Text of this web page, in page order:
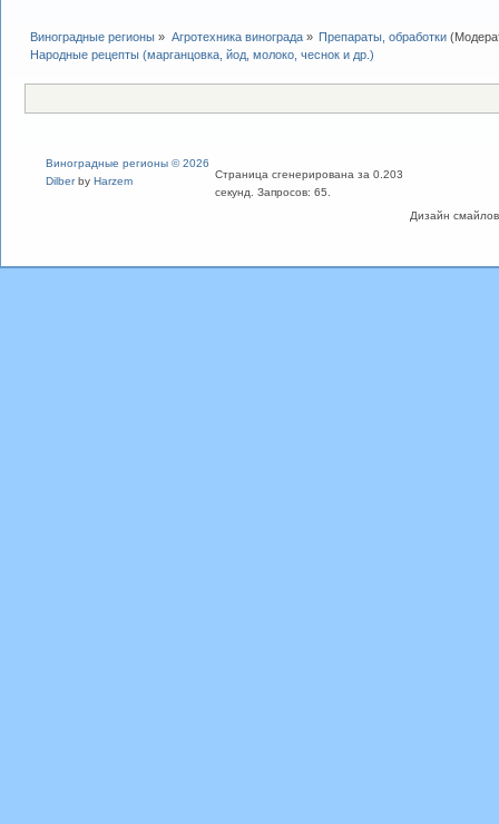
Виноградные регионы » Агротехника винограда» Препараты, обработки
Народные рецепты (марганцовка, йод, молоко, чеснок и др.)
Дизайн
Виноградные регионы © 2026
Dilberby Harzem
Страница сгенерирована за 0.203
секунд. Запросов: 65.